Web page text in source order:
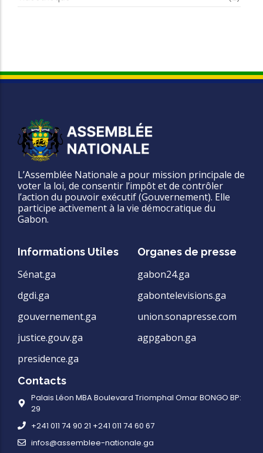
L’Assemblée Nationale a pour mission principale de
voter la loi, de consentir l’impôt et de contrôler
l’action du pouvoir exécutif (Gouvernement). Elle
participe activement à la vie démocratique du
Gabon.
Informations Utiles
Sénat.ga
dgdi.ga
gouvernement.ga
justice.gouv.ga
presidence.ga
Organes de presse
gabon24.ga
gabontelevisions.ga
union.sonapresse.com
agpgabon.ga
Contacts
Palais Léon MBA Boulevard Triomphal Omar BONGO BP:
29
+241 011 74 90 21 +241 011 74 60 67
infos@assemblee-nationale.ga